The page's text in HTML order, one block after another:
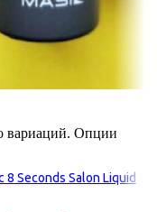
вариаций. Опции
Seconds Salon Liquid